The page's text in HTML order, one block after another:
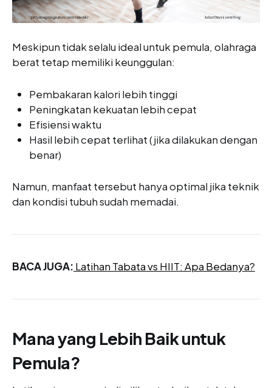
Meskipun tidak selalu ideal untuk pemula, olahraga
berat tetap memiliki keunggulan:
Pembakaran kalori lebih tinggi
Peningkatan kekuatan lebih cepat
Efisiensi waktu
Hasil lebih cepat terlihat (jika dilakukan dengan
benar)
Namun, manfaat tersebut hanya optimal jika teknik
dan kondisi tubuh sudah memadai.
BACA JUGA: Latihan Tabata vs HIIT: Apa Bedanya?
Mana yang Lebih Baik untuk
Pemula?